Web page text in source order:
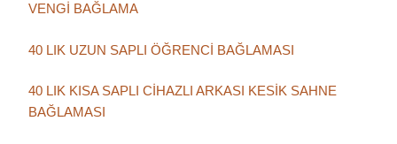
VENGİ BAĞLAMA
40 LIK UZUN SAPLI ÖĞRENCİ BAĞLAMASI
40 LIK KISA SAPLI CİHAZLI ARKASI KESİK SAHNE
BAĞLAMASI